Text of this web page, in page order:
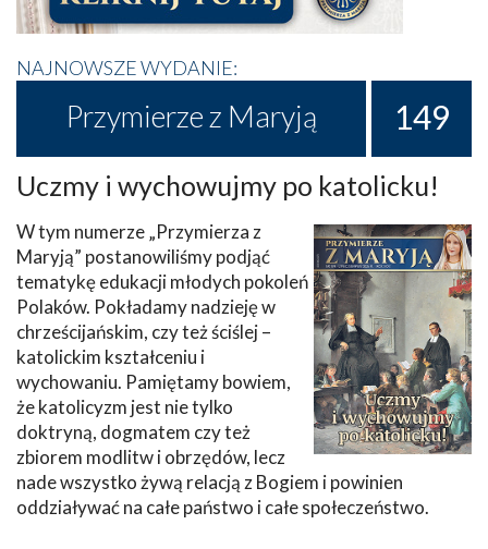
NAJNOWSZE WYDANIE:
Przymierze z Maryją 149
Uczmy i wychowujmy po katolicku!
W tym numerze „Przymierza z
Maryją” postanowiliśmy podjąć
tematykę edukacji młodych pokoleń
Polaków. Pokładamy nadzieję w
chrześcijańskim, czy też ściślej –
katolickim kształceniu i
wychowaniu. Pamiętamy bowiem,
że katolicyzm jest nie tylko
doktryną, dogmatem czy też
zbiorem modlitw i obrzędów, lecz
nade wszystko żywą relacją z Bogiem i powinien
oddziaływać na całe państwo i całe społeczeństwo.